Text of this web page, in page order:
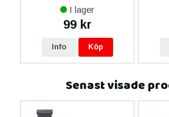
I lager
99 kr
Info Köp
Senast visade